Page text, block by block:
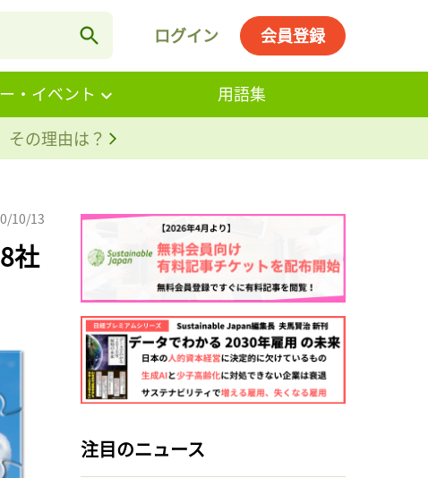
ログイン 会員登録
・イベント
用語集
の理由は？
10/13
社
注目のニュース